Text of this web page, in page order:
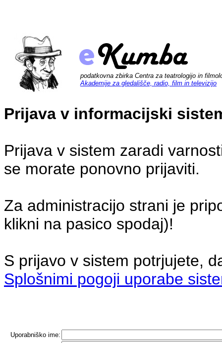
podatkovna zbirka Centra za teatrologijo in
Akademije za gledališče, radio, film in televizijo
Prijava v informacijski
Prijava v sistem zaradi
se morate ponovno prijaviti.
Za administracijo strani je
klikni na pasico spodaj)!
S prijavo v sistem potrjujete,
Splošnimi pogoji uporabe
Uporabniško ime: